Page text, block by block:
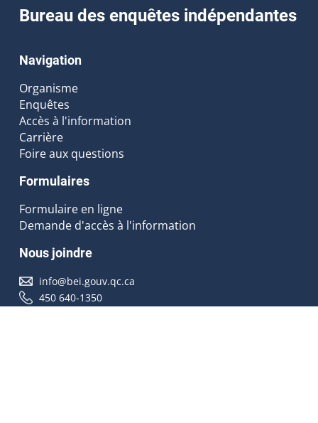
Bureau des enquêtes indépendantes
Navigation
Organisme
Enquêtes
Accès à l'information
Carrière
Foire aux questions
Formulaires
Formulaire en ligne
Demande d'accès à l'information
Nous joindre
info@bei.gouv.qc.ca
450 640-1350